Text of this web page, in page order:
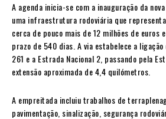
A agenda inicia-se com a inauguração da
uma infraestrutura rodoviária que
cerca de pouco mais de 12 milhões de euros
prazo de 540 dias. A via estabelece a
261 e a Estrada Nacional 2, passando pela
extensão aproximada de 4,4 quilómetros.
A empreitada incluiu trabalhos de
pavimentação, sinalização, segurança